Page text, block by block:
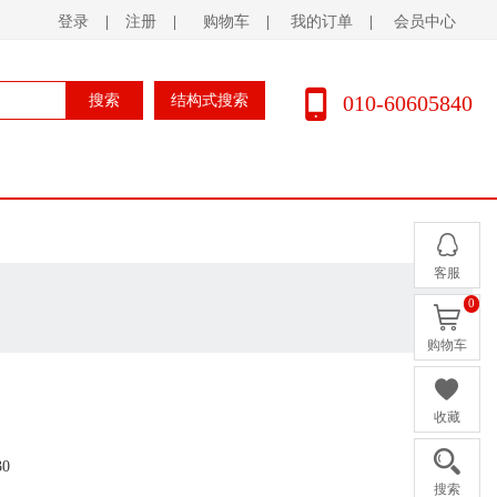
登录 注册 购物车 我的订单 会员中心
010-60605840
搜索 结构式搜索
客服
购物车
0
收藏
搜索